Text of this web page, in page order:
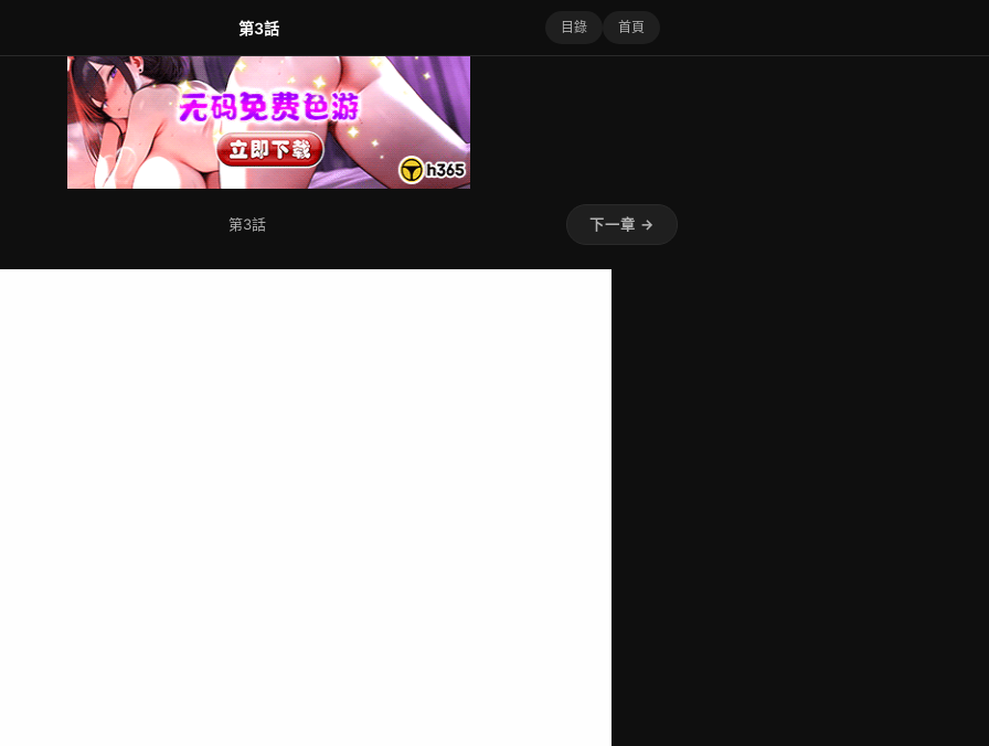
第3話 目錄 首頁
第3話 下一章 →